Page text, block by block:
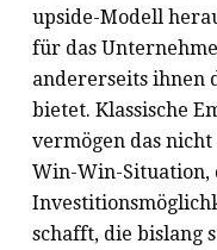
upside-Modell
für das
andererseits ihnen
bietet. Klassische
vermögen das nicht
Win-Win-Situation,
schafft, die bislang